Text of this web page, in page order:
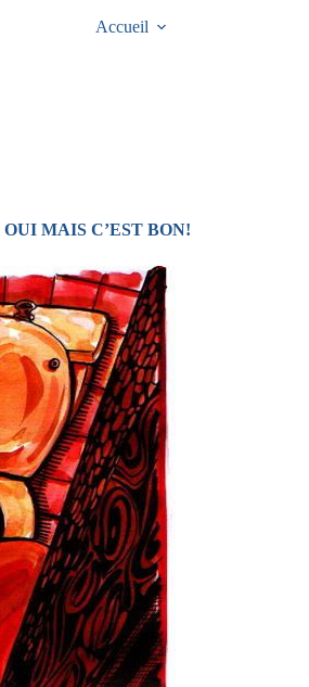
Accueil
OUI MAIS C’EST BON!